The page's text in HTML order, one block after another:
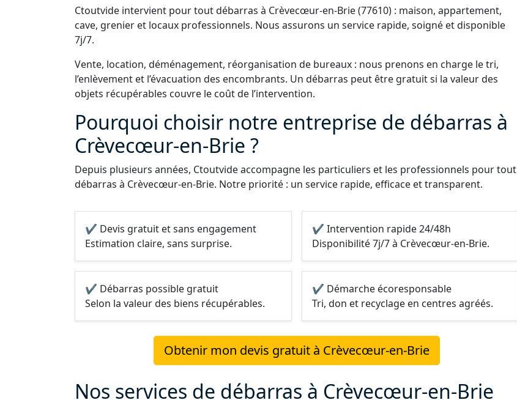
Ctoutvide intervient pour tout débarras à Crèvecœur-en-Brie (77610) : maison, appartement,
cave, grenier et locaux professionnels. Nous assurons un service rapide, soigné et disponible
7j/7.
Vente, location, déménagement, réorganisation de bureaux : nous prenons en charge le tri,
l’enlèvement et l’évacuation des encombrants. Un débarras peut être gratuit si la valeur des
objets récupérables couvre le coût de l’intervention.
Pourquoi choisir notre entreprise de débarras à
Crèvecœur-en-Brie ?
Depuis plusieurs années, Ctoutvide accompagne les particuliers et les professionnels pour tout
débarras à Crèvecœur-en-Brie. Notre priorité : un service rapide, efficace et transparent.
✔ Devis gratuit et sans engagement
Estimation claire, sans surprise.
✔ Intervention rapide 24/48h
Disponibilité 7j/7 à Crèvecœur-en-Brie.
✔ Débarras possible gratuit
Selon la valeur des biens récupérables.
✔ Démarche écoresponsable
Tri, don et recyclage en centres agréés.
Obtenir mon devis gratuit à Crèvecœur-en-Brie
Nos services de débarras à Crèvecœur-en-Brie